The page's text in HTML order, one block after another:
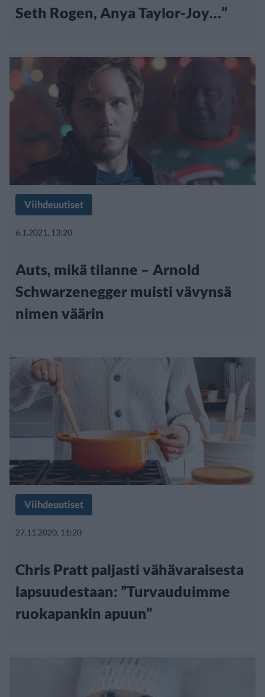
Seth Rogen, Anya Taylor-Joy…”
Viihdeuutiset
6.1.2021, 13:20
Auts, mikä tilanne – Arnold
Schwarzenegger muisti vävynsä
nimen väärin
Viihdeuutiset
27.11.2020, 11:20
Chris Pratt paljasti vähävaraisesta
lapsuudestaan: ”Turvauduimme
ruokapankin apuun”